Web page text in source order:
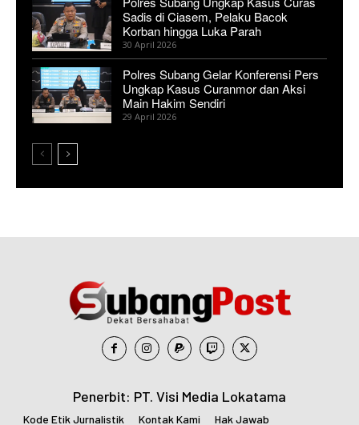
Sadis di Ciasem, Pelaku Bacok
Korban hingga Luka Parah
30 April 2026
Polres Subang Gelar Konferensi Pers
Ungkap Kasus Curanmor dan Aksi
Main Hakim Sendiri
29 April 2026
Penerbit: PT. Visi Media Lokatama
Kode Etik Jurnalistik Kontak Kami Hak Jawab